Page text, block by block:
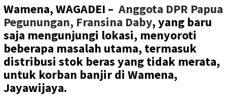
Wamena, WAGADEI – Anggota DPR Papua
Pegunungan, Fransina Daby, yang baru
saja mengunjungi lokasi, menyoroti
beberapa masalah utama, termasuk
distribusi stok beras yang tidak merata,
untuk korban banjir di Wamena,
Jayawijaya.